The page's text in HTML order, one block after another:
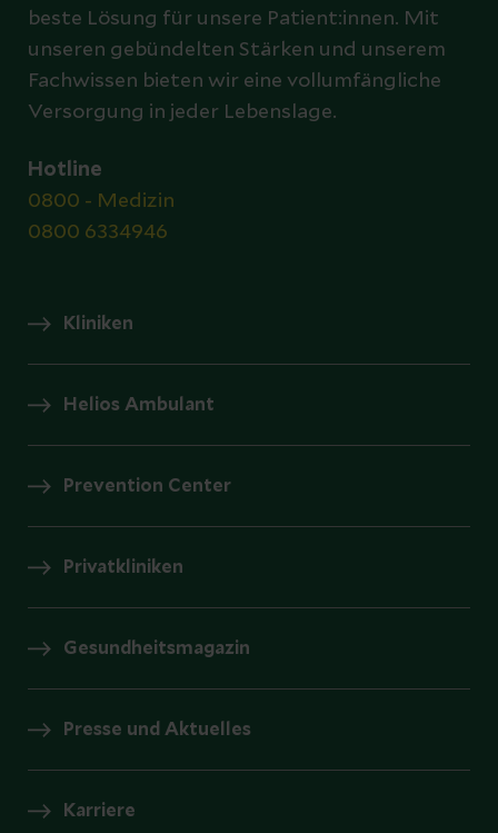
beste Lösung für unsere Patient:innen. Mit
unseren gebündelten Stärken und unserem
Fachwissen bieten wir eine vollumfängliche
Versorgung in jeder Lebenslage.
Hotline
0800 - Medizin
0800 6334946
Kliniken
Helios Ambulant
Prevention Center
Privatkliniken
Gesundheitsmagazin
Presse und Aktuelles
Karriere